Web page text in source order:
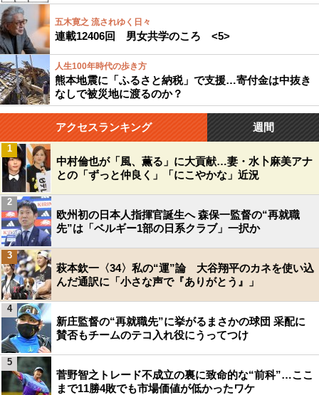
五木寛之 流されゆく日々
連載12406回 男女共学のころ <5>
人生100年時代の歩き方
熊本地震に「ふるさと納税」で支援…寄付金は中抜き
なしで被災地に渡るのか？
アクセスランキング 週間
中村倫也が「風、薫る」に大貢献…妻・水卜麻美アナ
との「ずっと仲良く」「にこやかな」近況
1
欧州初の日本人指揮官誕生へ 森保一監督の“再就職
先”は「ベルギー1部の日系クラブ」一択か
2
萩本欽一〈34〉私の“運”論 大谷翔平のカネを使い込
んだ通訳に「小さな声で『ありがとう』」
3
新庄監督の“再就職先”に挙がるまさかの球団 采配に
賛否もチームのテコ入れ役にうってつけ
4
菅野智之トレード不成立の裏に致命的な“前科”…ここ
まで11勝4敗でも市場価値が低かったワケ
5